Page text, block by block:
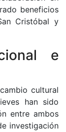
beneficios
Cristóbal y
e
cultural
han sido
entre ambos
investigación